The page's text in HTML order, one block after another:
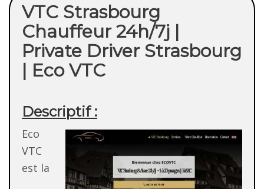
VTC Strasbourg
Chauffeur 24h/7j |
Private Driver Strasbourg
| Eco VTC
Descriptif :
Eco
VTC
est la